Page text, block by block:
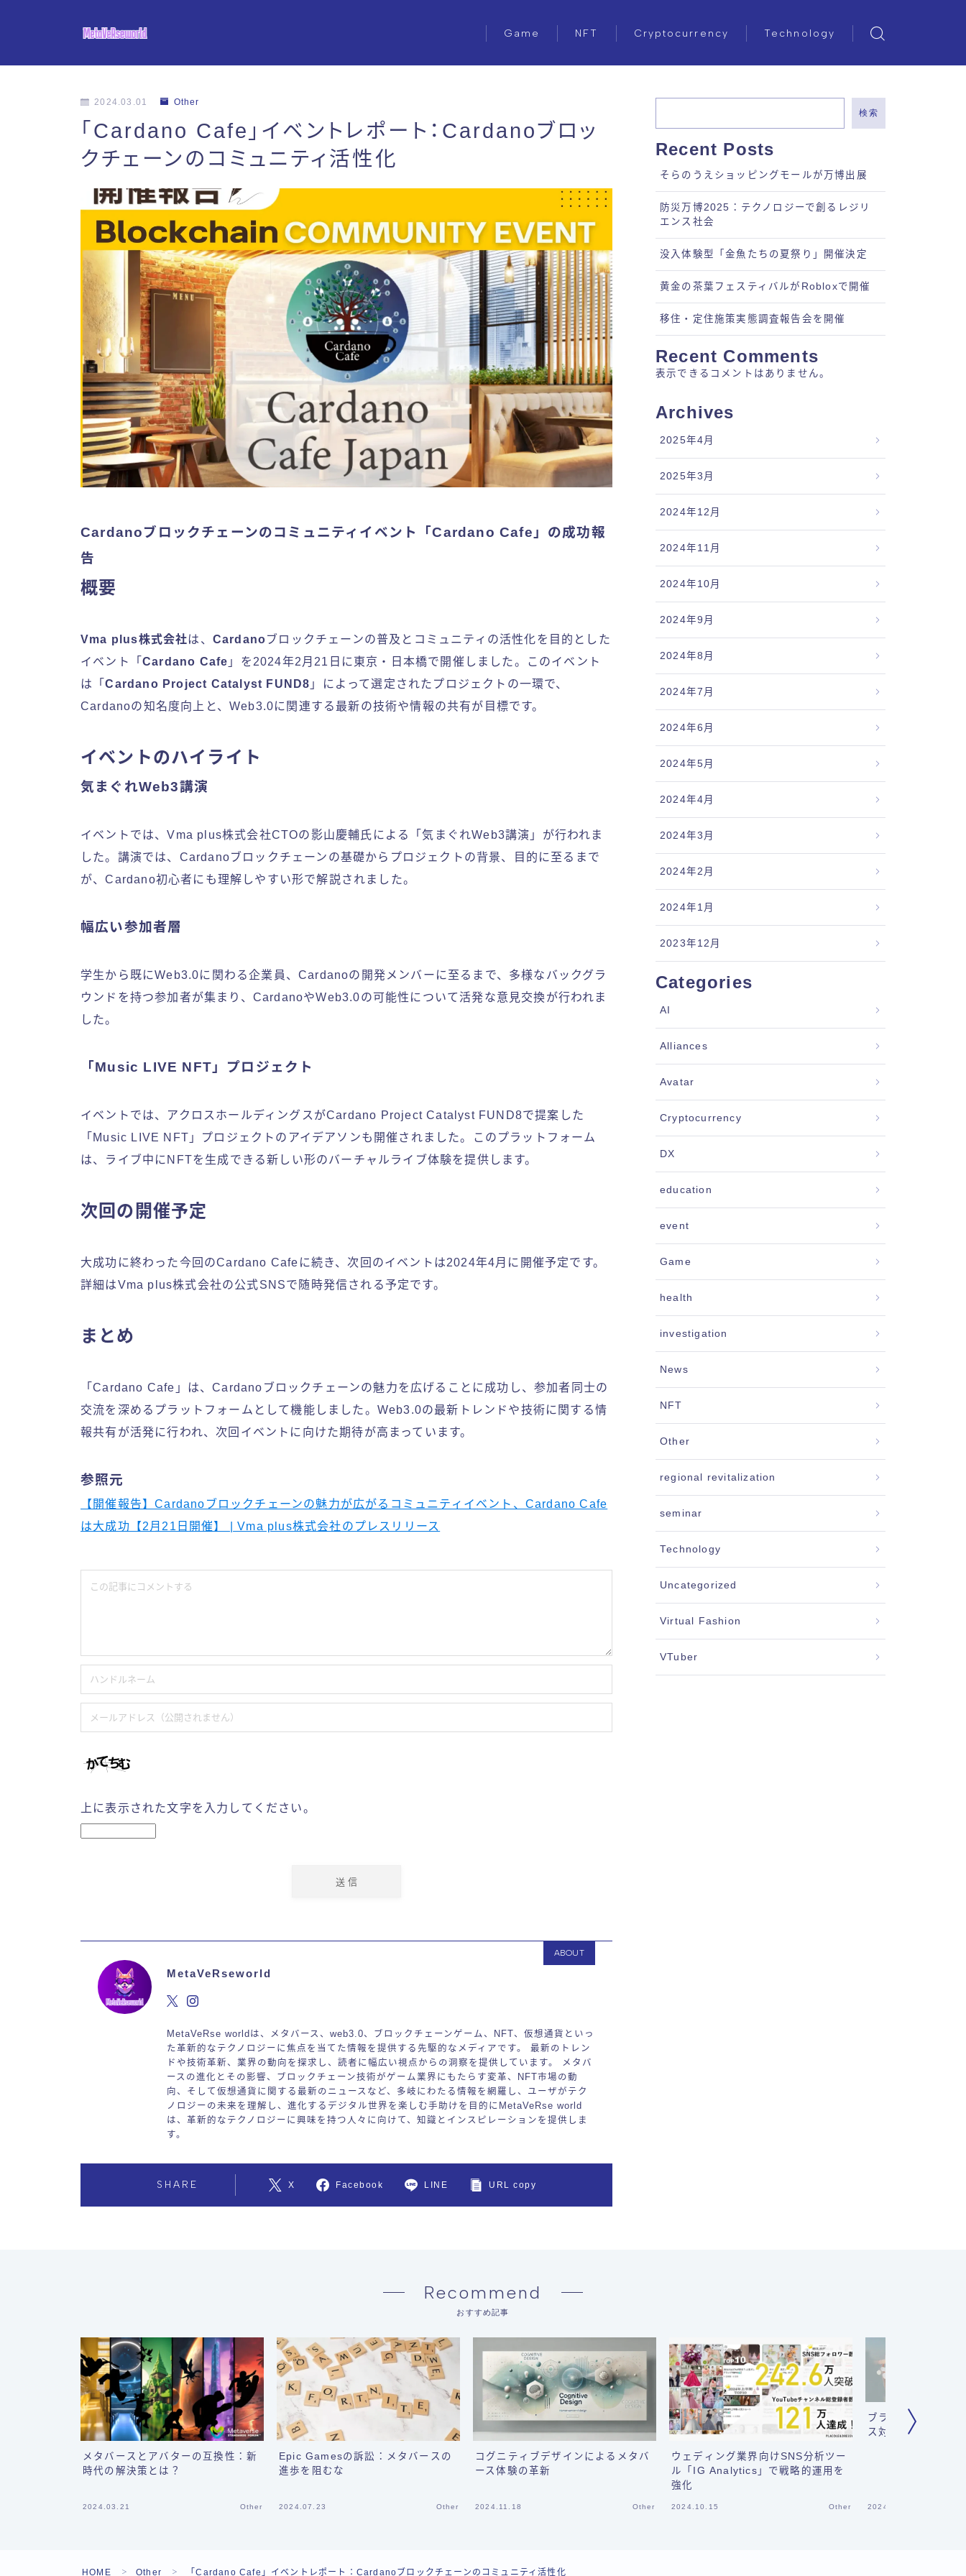
Game NFT Cryptocurrency Technology
2024.03.01 Other
「Cardano Cafe」イベントレポート：Cardanoブロッ
クチェーンのコミュニティ活性化
Cardanoブロックチェーンのコミュニティイベント「Cardano Cafe」の成功報
告
概要
Vma plus株式会社は、 Cardanoブロックチェーンの普及とコミュニティの活性化を目的とした
イベント「 Cardano Cafe 」を2024年2月21日に東京・日本橋で開催しました。このイベント
は「Cardano Project Catalyst FUND8 」によって選定されたプロジェクトの一環で、
Cardanoの知名度向上と、Web3.0に関連する最新の技術や情報の共有が目標です。
イベントのハイライト
気まぐれWeb3講演
イベントでは、Vma plus株式会社CTOの影山慶輔氏による「気まぐれWeb3講演」が行われま
した。講演では、Cardanoブロックチェーンの基礎からプロジェクトの背景、目的に至るまで
が、Cardano初心者にも理解しやすい形で解説されました。
幅広い参加者層
学生から既にWeb3.0に関わる企業員、Cardanoの開発メンバーに至るまで、多様なバックグラ
ウンドを持つ参加者が集まり、CardanoやWeb3.0の可能性について活発な意見交換が行われま
した。
「Music LIVE NFT」プロジェクト
イベントでは、アクロスホールディングスがCardano Project Catalyst FUND8で提案した
「Music LIVE NFT」プロジェクトのアイデアソンも開催されました。このプラットフォーム
は、ライブ中にNFTを生成できる新しい形のバーチャルライブ体験を提供します。
次回の開催予定
大成功に終わった今回のCardano Cafeに続き、次回のイベントは2024年4月に開催予定です。
詳細はVma plus株式会社の公式SNSで随時発信される予定です。
まとめ
「Cardano Cafe」は、Cardanoブロックチェーンの魅力を広げることに成功し、参加者同士の
交流を深めるプラットフォームとして機能しました。Web3.0の最新トレンドや技術に関する情
報共有が活発に行われ、次回イベントに向けた期待が高まっています。
参照元
【開催報告】Cardanoブロックチェーンの魅力が広がるコミュニティイベント、Cardano Cafe
は大成功【2月21日開催】 | Vma plus株式会社のプレスリリース
上に表示された文字を入力してください。
ABOUT
MetaVeRseworld
MetaVeRse worldは、メタバース、web3.0、ブロックチェーンゲーム、NFT、仮想通貨といっ
た革新的なテクノロジーに焦点を当てた情報を提供する先駆的なメディアです。 最新のトレン
ドや技術革新、業界の動向を探求し、読者に幅広い視点からの洞察を提供しています。 メタバ
ースの進化とその影響、ブロックチェーン技術がゲーム業界にもたらす変革、NFT市場の動
向、そして仮想通貨に関する最新のニュースなど、多岐にわたる情報を網羅し、ユーザがテク
ノロジーの未来を理解し、進化するデジタル世界を楽しむ手助けを目的にMetaVeRse world
は、革新的なテクノロジーに興味を持つ人々に向けて、知識とインスピレーションを提供しま
す。
SHARE X Facebook LINE URL copy
検索
Recent Posts
そらのうえショッピングモールが万博出展
防災万博2025：テクノロジーで創るレジリ
エンス社会
没入体験型「金魚たちの夏祭り」開催決定
黄金の茶葉フェスティバルがRobloxで開催
移住・定住施策実態調査報告会を開催
Recent Comments
表示できるコメントはありません。
Archives
2025年4月
2025年3月
2024年12月
2024年11月
2024年10月
2024年9月
2024年8月
2024年7月
2024年6月
2024年5月
2024年4月
2024年3月
2024年2月
2024年1月
2023年12月
Categories
AI
Alliances
Avatar
Cryptocurrency
DX
education
event
Game
health
investigation
News
NFT
Other
regional revitalization
seminar
Technology
Uncategorized
Virtual Fashion
VTuber
Recommend
おすすめ記事
メタバースとアバターの互換性：新
時代の解決策とは？
2024.03.21 Other
Epic Gamesの訴訟：メタバースの
進歩を阻むな
2024.07.23 Other
コグニティブデザインによるメタバ
ース体験の革新
2024.11.18 Other
ウェディング業界向けSNS分析ツー
ル「IG Analytics」で戦略的運用を
強化
2024.10.15 Other
ブランドオーナー
ス対策と商標保護
2024.05.14
HOME ＞ Other ＞ 「Cardano Cafe」イベントレポート：Cardanoブロックチェーンのコミュニティ活性化